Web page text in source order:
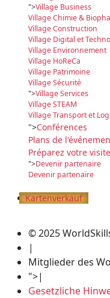
">Village Business
Village Chimie &
Village Construction
Village Digital et
Village Environnement
Village HoReCa
Village Patrimoine
Village Sécurité
">Village Services
Village STEAM
Village Transport et
">Conférences
Plans de
Préparez votre visite
">Devenir partenaire
Devenir partenaire
Kartenverkauf
© 2025
|
Mitglieder des
">|
Gesetzliche